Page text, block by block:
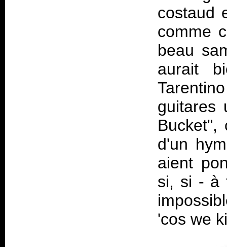
costaud
comme
beau
aurait
guitares
Bucket",
d'un
aient
si, si - à
'cos we